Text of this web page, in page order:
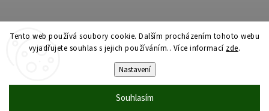
Tento web používá soubory cookie. Dalším procházením tohoto webu
vyjadřujete souhlas s jejich používáním.. Více informací zde.
Nastavení
Souhlasím
Professor Onyx. Všechna práva vyhrazena.